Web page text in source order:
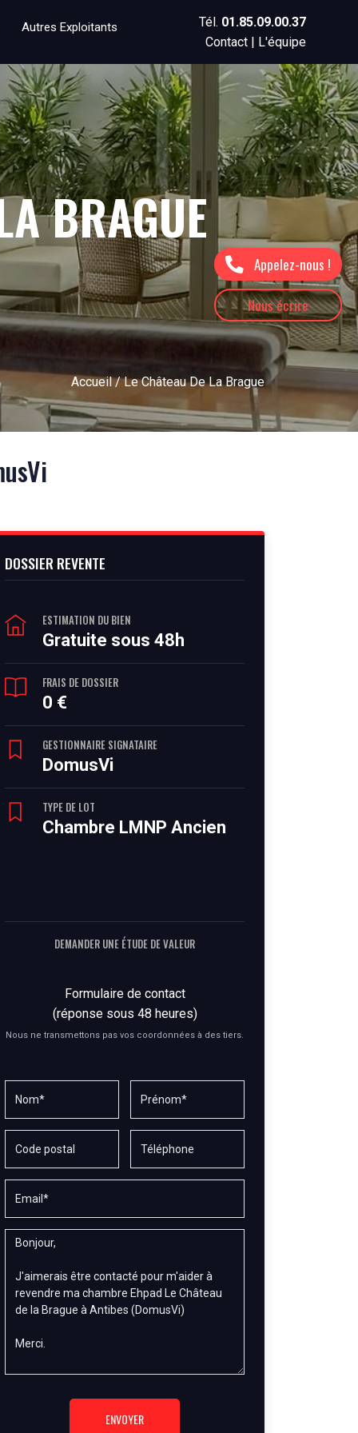
Appelez-nous !
Nous écrire
Autres Exploitants Tél. 01.85.09.00.37
Contact | L'équipe
BRAGUE
Accueil/ Le Château De La Brague
DOSSIER REVENTE
ESTIMATION DU BIEN
Gratuite sous 48h
FRAIS DE DOSSIER
0 €
GESTIONNAIRE SIGNATAIRE
DomusVi
TYPE DE LOT
Chambre LMNP Ancien
DEMANDER UNE ÉTUDE DE VALEUR
Formulaire de contact
(réponse sous 48 heures)
Nous ne transmettons pas vos coordonnées à des tiers.
ENVOYER